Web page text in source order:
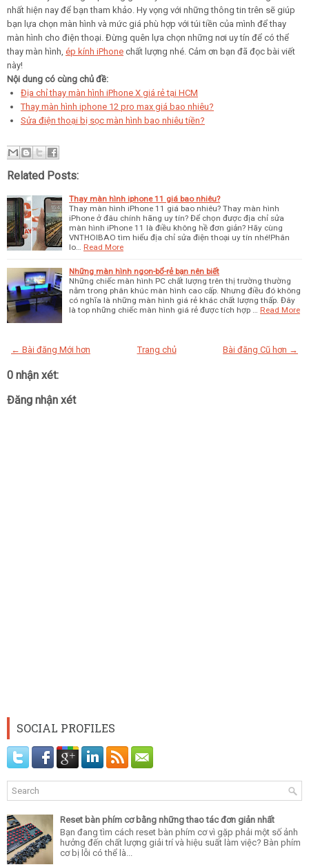
nhất hiện nay để bạn tham khảo. Hy vọng với những thông tin trên sẽ giúp
bạn lựa chọn màn hình và mức giá phù hợp với túi tiền của mình để thay
màn hình cho điện thoại. Đừng quên lựa chọn những nơi uy tín để có thể
thay màn hình, ép kính iPhone chất lượng nhé. Cảm ơn bạn đã đọc bài viết
này!
Nội dung có cùng chủ đề:
Địa chỉ thay màn hình iPhone X giá rẻ tại HCM
Thay màn hình iphone 12 pro max giá bao nhiêu?
Sửa điện thoại bị sọc màn hình bao nhiêu tiền?
Related Posts:
Thay màn hình iphone 11 giá bao nhiêu?
Thay màn hình iPhone 11 giá bao nhiêu? Thay màn hình
iPhone ở đâu chính hãng uy tín? Để chọn được địa chỉ sửa
màn hình iPhone 11 là điều không hề đơn giản? Hãy cùng
VNTHOIBAO tìm hiểu địa chỉ sửa điện thoại uy tín nhé!Phân
lo… Read More
Những màn hình ngon-bổ-rẻ bạn nên biết
Những chiếc màn hình PC chất lượng trên thị trường thường
nằm trong phân khúc màn hình cao cấp. Nhưng điều đó không
có nghĩa là những màn hình giá rẻ khác chất lượng thấp. Đây
là top những chiếc màn hình giá rẻ được tích hợp … Read More
← Bài đăng Mới hơn Bài đăng Cũ hơn →
Trang chủ
0 nhận xét:
Đăng nhận xét
SOCIAL PROFILES
Reset bàn phím cơ bằng những thao tác đơn giản nhất
Bạn đang tìm cách reset bàn phím cơ vì gặp phải một số ảnh
hưởng đến chất lượng giải trí và hiệu suất làm việc? Bàn phím
cơ bị lỗi có thể là...